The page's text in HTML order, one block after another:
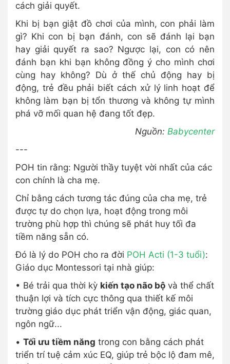
cách giải quyết.
Khi bị bạn giật đồ chơi của mình, con phải làm
gì? Khi con bị bạn đánh, con sẽ đánh lại bạn
hay giải quyết ra sao? Ngược lại, con có nên
đánh bạn khi bạn không đồng ý cho mình chơi
cùng hay không? Dù ở thế chủ động hay bị
động, trẻ đều phải biết cách xử lý linh hoạt để
không làm bạn bị tổn thương và không tự mình
phá vỡ mối quan hệ đang tốt đẹp.
Nguồn: Babycenter
---
POH tin rằng: Người thầy tuyệt vời nhất của các
con chính là cha mẹ.
Chỉ bằng cách tương tác đúng của cha mẹ, trẻ
được tự do chọn lựa, hoạt động trong môi
trường phù hợp thì chúng sẽ phát huy tối đa
tiềm năng sẵn có.
Đó là lý do POH cho ra đời POH Acti (1-3 tuổi):
Giáo dục Montessori tại nhà giúp:
• Bé trải qua thời kỳ kiến tạo não bộ và thể chất
thuận lợi và tích cực thông qua thiết kế môi
trường giáo dục phát triển vận động, giác quan,
ngôn ngữ...
• Tối ưu tiềm năng trong con bằng cách phát
triển trí tuệ cảm xúc EQ, giúp trẻ bộc lộ đam mê,